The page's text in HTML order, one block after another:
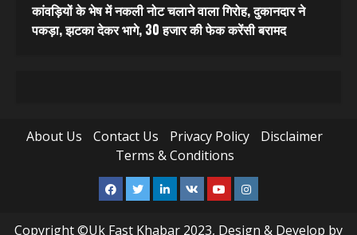
कांवड़ियों के भेष में नकली नोट चलाने वाला गिरोह, दुकानदार ने
पकड़ा, झटका देकर भागे, 30 हजार की फेक करेंसी बरामद
About Us Contact Us Privacy Policy
Disclaimer
Terms & Conditions
Facebook
TwitterLinkedin
VK YoutubeInstagram
Copyright ©Uk Fast Khabar 2023, Design & Develop by